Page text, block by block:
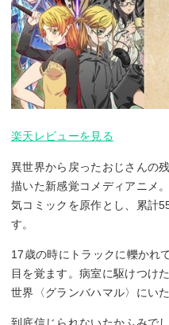
楽天レビューを見る
異世界から戻ったおじさんの
描いた新感覚コメディアニメ
気コミックを原作とし、累計
す。
17歳の時にトラックに轢かれ
目を覚ます。病室に駆けつけ
世界〈グランバハマル〉にい
到底信じられないたかふみで